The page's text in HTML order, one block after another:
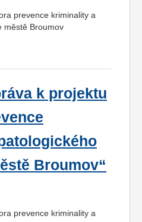
prevence kriminality a
městě Broumov
k projektu
Broumov“
prevence kriminality a